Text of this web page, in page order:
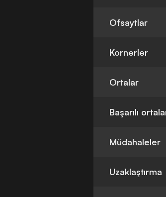
Ofsaytlar
Kornerler
Ortalar
Başarılı
Müdahaleler
Uzaklaştırma